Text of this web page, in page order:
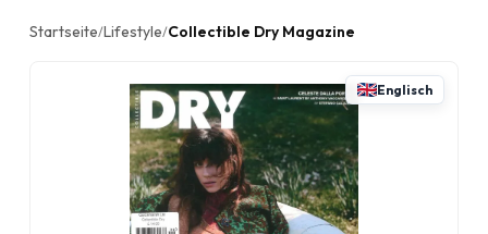
Startseite/Lifestyle/Collectible Dry Magazine
Englisch